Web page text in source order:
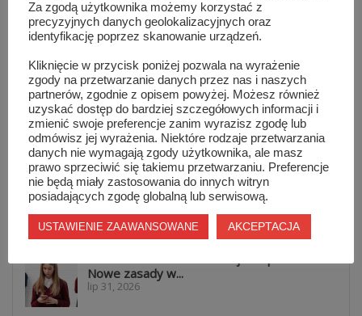
Informacje z Mazowsza 161
sie 4, 2026
82 lata od wybuchu Powstania
Warszawskiego. Ich mogiły znajdują się...
lip 31, 2026
Lokalna reklama, która działa. Dlaczego
warto być widocznym przez cały...
lip 31, 2026
Nowe zasady w...
lip 31, 2026
Za zgodą użytkownika możemy korzystać z
precyzyjnych danych geolokalizacyjnych oraz
identyfikację poprzez skanowanie urządzeń.
Kliknięcie w przycisk poniżej pozwala na wyrażenie
zgody na przetwarzanie danych przez nas i naszych
partnerów, zgodnie z opisem powyżej. Możesz również
uzyskać dostęp do bardziej szczegółowych informacji i
zmienić swoje preferencje zanim wyrazisz zgodę lub
odmówisz jej wyrażenia. Niektóre rodzaje przetwarzania
danych nie wymagają zgody użytkownika, ale masz
prawo sprzeciwić się takiemu przetwarzaniu. Preferencje
nie będą miały zastosowania do innych witryn
posiadających zgodę globalną lub serwisową.
USTAWIENIE ZAAWANSOWANE AKCEPTACJA